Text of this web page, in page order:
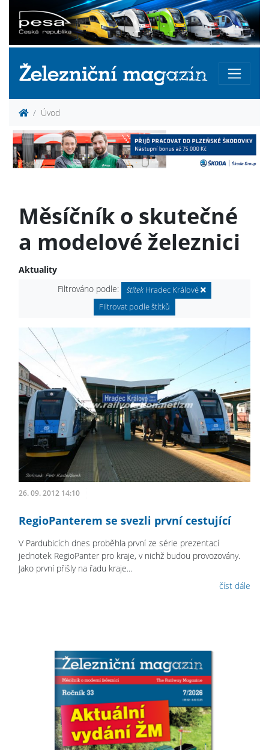
Úvod
Měsíčník o skutečné
a modelové železnici
Aktuality
Filtrováno podle:
štítek Hradec Králové
Filtrovat podle štítků
26. 09. 2012 14:10
RegioPanterem se svezli první cestující
V Pardubicích dnes proběhla první ze série prezentací
jednotek RegioPanter pro kraje, v nichž budou provozovány.
Jako první přišly na řadu kraje...
číst dále